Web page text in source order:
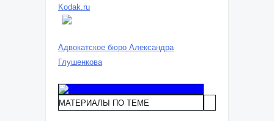
Kodak.ru
Адвокатское бюро Александра
Глушенкова
МАТЕРИАЛЫ ПО ТЕМЕ